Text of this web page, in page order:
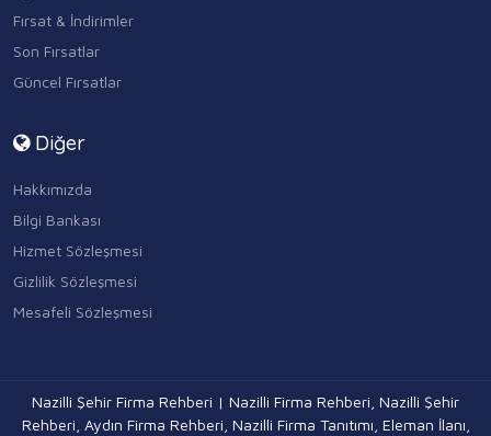
Fırsat & İndirimler
Son Fırsatlar
Güncel Fırsatlar
Diğer
Hakkımızda
Bilgi Bankası
Hizmet Sözleşmesi
Gizlilik Sözleşmesi
Mesafeli Sözleşmesi
Nazilli Şehir Firma Rehberi | Nazilli Firma Rehberi, Nazilli Şehir
Rehberi, Aydın Firma Rehberi, Nazilli Firma Tanıtımı, Eleman İlanı,